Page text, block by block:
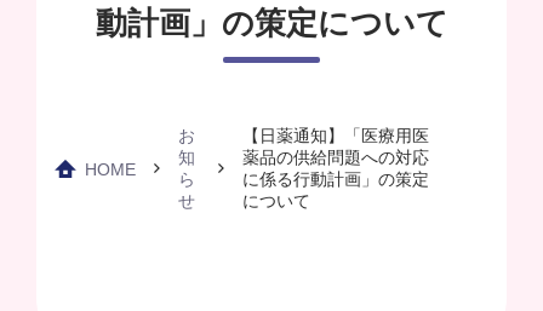
動計画」の策定について
HOME
お
知
ら
せ
【日薬通知】「医療用医
薬品の供給問題への対応
に係る行動計画」の策定
について